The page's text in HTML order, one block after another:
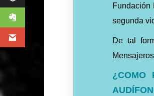
Fundación
segunda
De tal
¿COMO